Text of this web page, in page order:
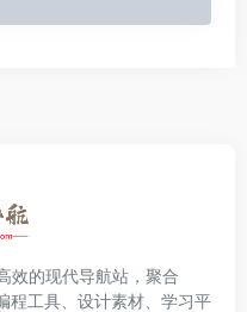
效的现代导航站，聚合
程工具、设计素材、学习平